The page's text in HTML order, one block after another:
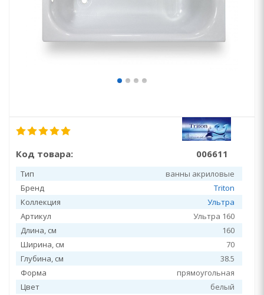
Код товара: 006611
Тип
ванны акриловые
Бренд
Triton
Коллекция
Ультра
Артикул
Ультра 160
Длина, см
160
Ширина, см
70
Глубина, см
38.5
Форма
прямоугольная
Цвет
белый